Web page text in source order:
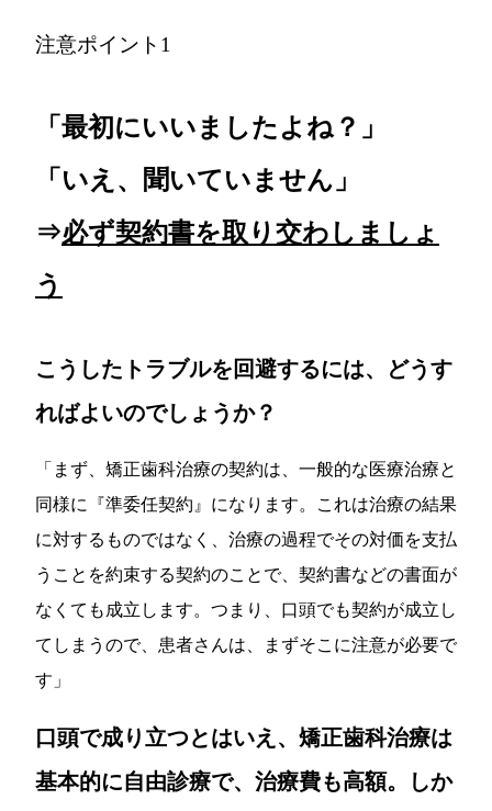
注意ポイント1
「最初にいいましたよね？」
「いえ、聞いていません」
⇒必ず契約書を取り交わしましょ
う
こうしたトラブルを回避するには、どうす
ればよいのでしょうか？
「まず、矯正歯科治療の契約は、一般的な医療治療と
同様に
『準委任契約』 になります。これは治療の結果
に対するものではなく、治療の過程でその対価を支払
うことを約束する契約のことで、契約書などの書面が
なくても成立します。つまり、口頭でも契約が成立し
てしまうので、患者さんは、まずそこに注意が必要で
す」
口頭で成り立つとはいえ、矯正歯科治療は
基本的に自由診療で、治療費も高額。しか